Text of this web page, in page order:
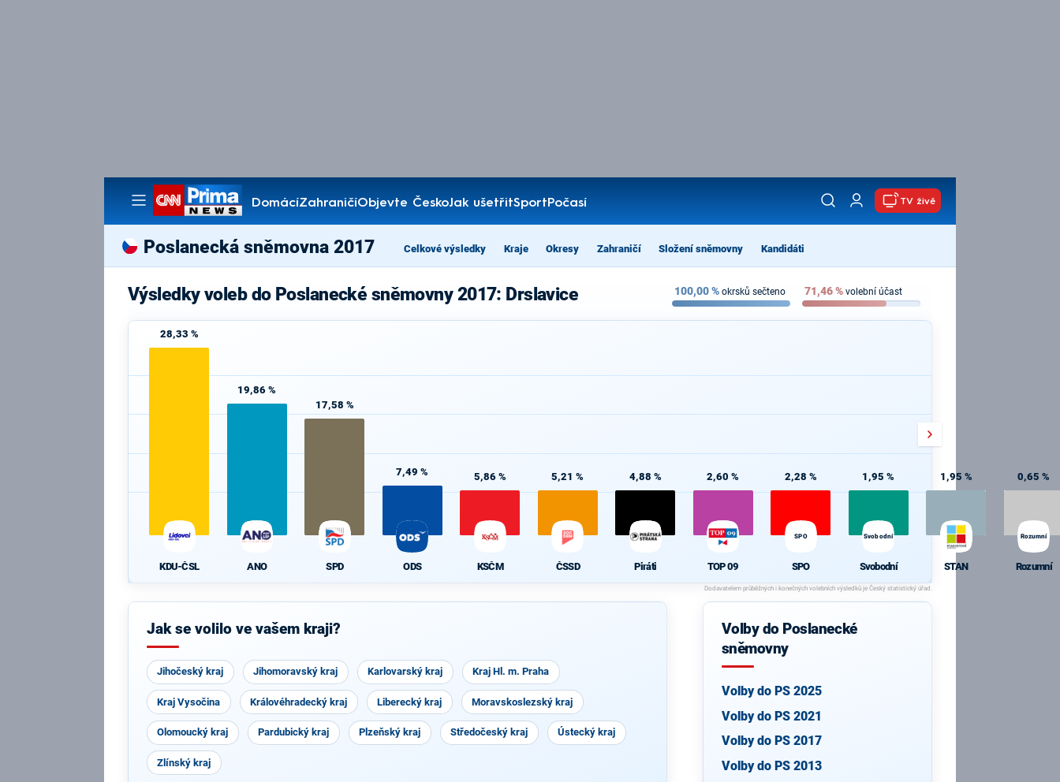
DomácíZahraničíObjevte ČeskoJak ušetřitSportPočasí
Pořady
TV živě
Poslanecká sněmovna 2017 Celkové výsledky Kraje Okresy Zahraničí Složení sněmovny Kandidáti
Výsledky voleb do Poslanecké sněmovny 2017: Drslavice 100,00% okrsků sečteno 71,46% volební účast
28,33 %
KDU-ČSL
19,86 %
ANO
17,58 %
SPD
7,49 %
ODS
5,86 %
KSČM
5,21 %
ČSSD
4,88 %
Piráti
2,60 %
TOP 09
2,28 %
SPO
SPO
1,95 %
Svobodní
Svobodní
1,95 %
STAN
0,65 %
Rozumní
Rozumní
Jak se volilo ve vašem kraji?
Jihočeský kraj Jihomoravský kraj Karlovarský kraj Kraj Hl. m. Praha
Kraj Vysočina Královéhradecký kraj Liberecký kraj Moravskoslezský kraj
Olomoucký kraj Pardubický kraj Plzeňský kraj Středočeský kraj Ústecký kraj
Zlínský kraj
Volby do Poslanecké
sněmovny
Volby do PS 2025
Volby do PS 2021
Volby do PS 2017
Volby do PS 2013